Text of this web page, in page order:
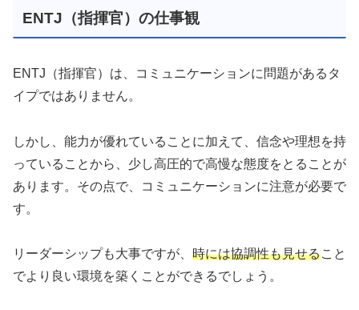
ENTJ（指揮官）の仕事観
ENTJ（指揮官）は、コミュニケーションに問題があるタ
イプではありません。
しかし、能力が優れていることに加えて、信念や理想を持
っていることから、少し高圧的で高慢な態度をとることが
あります。その点で、コミュニケーションに注意が必要で
す。
リーダーシップも大事ですが、 時には協調性も見せること
でより良い環境を築くことができるでしょう。